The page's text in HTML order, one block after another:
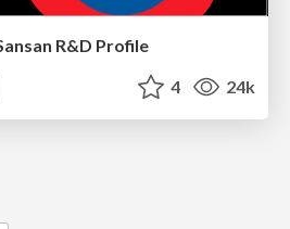
R&D Profile
4 24k